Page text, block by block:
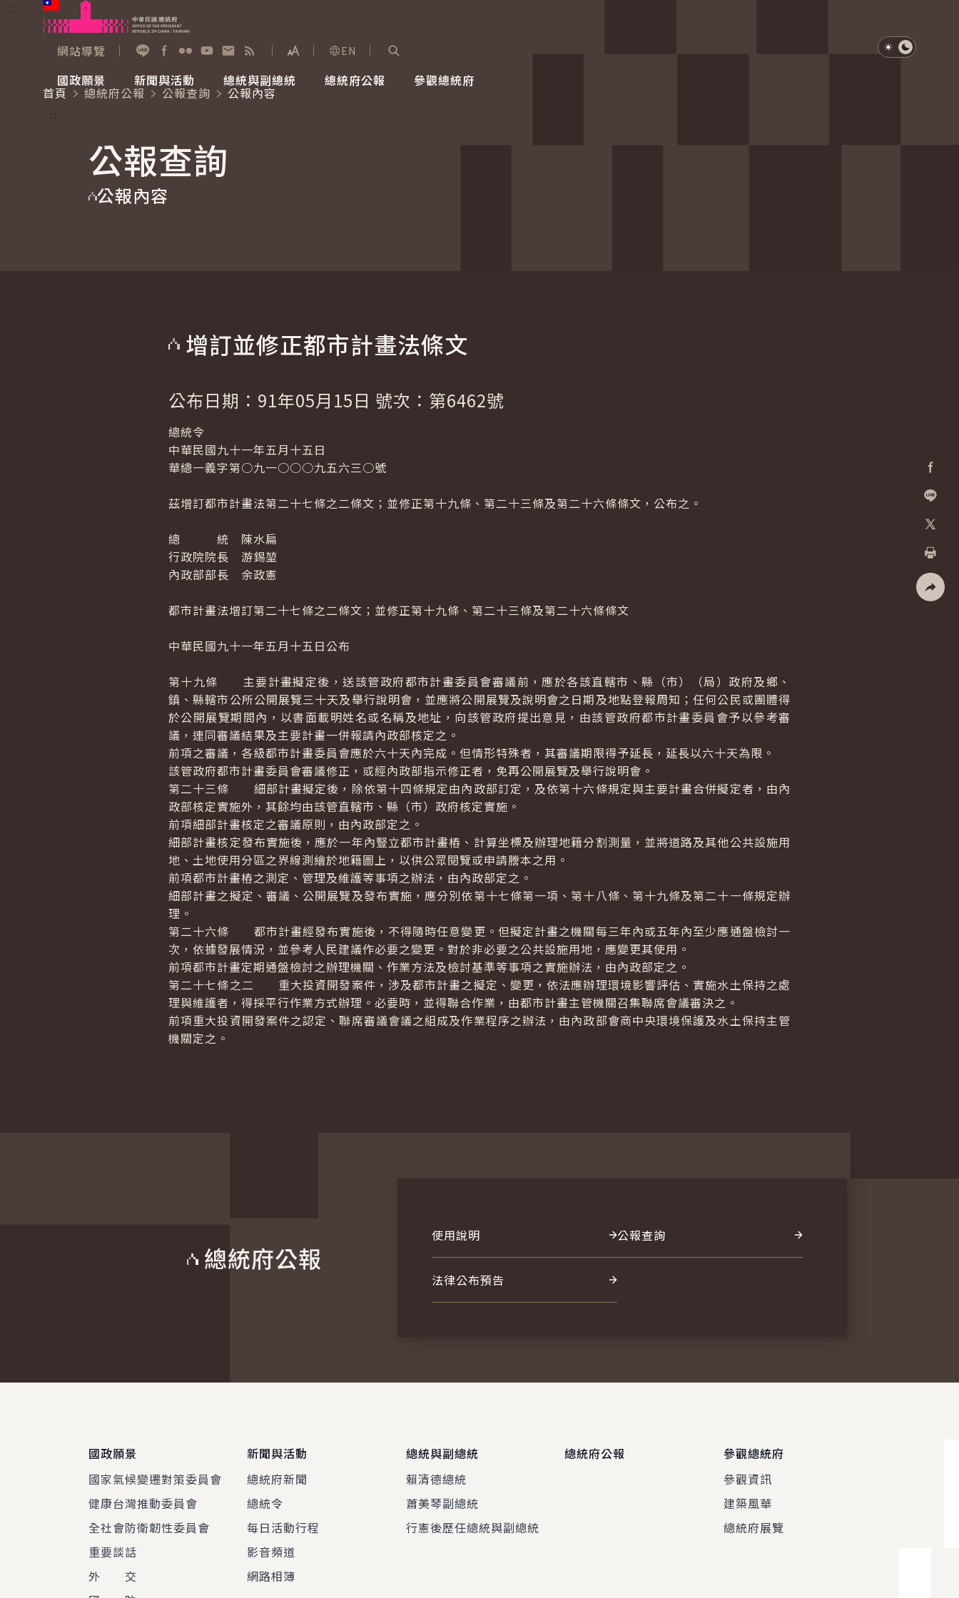
跳到主要內容
網站導覽
展開字級選單
EN
國政願景
國家氣候變遷對策委員會
重要談話
新聞與活動
總統府新聞
影音頻道
總統與副總統
賴清德總統
總統府公報 參觀總統府
淺色模式
深色模式
首頁
總統府公報 公報查詢
公報內容
公報查詢
公報內容
加入好
列印
增訂並修正都市計畫法條文
公布日期：91年05月15日 號次：第6462號
總統令
中華民國九十一年五月十五日
華總一義字第○九一○○○九五六三○號
茲增訂都市計畫法第二十七條之二條文；並修正第十九條、第二十三條及第二十六條條文，公布之。
總 統 陳水扁
行政院院長 游錫堃
內政部部長 余政憲
都市計畫法增訂第二十七條之二條文；並修正第十九條、第二十三條及第二十六條條文
中華民國九十一年五月十五日公布
第十九條 主要計畫擬定後，送該管政府都市計畫委員會審議前，應於各該直轄市、縣（市）（局）政府及鄉、
鎮、縣轄市公所公開展覽三十天及舉行說明會，並應將公開展覽及說明會之日期及地點登報周知；任何公民或團體得
於公開展覽期間內，以書面載明姓名或名稱及地址，向該管政府提出意見，由該管政府都市計畫委員會予以參考審
議，連同審議結果及主要計畫一併報請內政部核定之。
前項之審議，各級都市計畫委員會應於六十天內完成。但情形特殊者，其審議期限得予延長，延長以六十天為限。
該管政府都市計畫委員會審議修正，或經內政部指示修正者，免再公開展覽及舉行說明會。
第二十三條 細部計畫擬定後，除依第十四條規定由內政部訂定，及依第十六條規定與主要計畫合併擬定者，由內
政部核定實施外，其餘均由該管直轄市、縣（市）政府核定實施。
前項細部計畫核定之審議原則，由內政部定之。
細部計畫核定發布實施後，應於一年內豎立都市計畫樁、計算坐標及辦理地籍分割測量，並將道路及其他公共設施用
地、土地使用分區之界線測繪於地籍圖上，以供公眾閱覽或申請謄本之用。
前項都市計畫樁之測定、管理及維護等事項之辦法，由內政部定之。
細部計畫之擬定、審議、公開展覽及發布實施，應分別依第十七條第一項、第十八條、第十九條及第二十一條規定辦
理。
第二十六條 都市計畫經發布實施後，不得隨時任意變更。但擬定計畫之機關每三年內或五年內至少應通盤檢討一
次，依據發展情況，並參考人民建議作必要之變更。對於非必要之公共設施用地，應變更其使用。
前項都市計畫定期通盤檢討之辦理機關、作業方法及檢討基準等事項之實施辦法，由內政部定之。
第二十七條之二 重大投資開發案件，涉及都市計畫之擬定、變更，依法應辦理環境影響評估、實施水土保持之處
理與維護者，得採平行作業方式辦理。必要時，並得聯合作業，由都市計畫主管機關召集聯席會議審決之。
前項重大投資開發案件之認定、聯席審議會議之組成及作業程序之辦法，由內政部會商中央環境保護及水土保持主管
機關定之。
總統府公報
使用說明 公報查詢
法律公布預告
國政願景
國家氣候變遷對策委員會
健康台灣推動委員會
全社會防衛韌性委員會
重要談話
外 交
新聞與活動
總統府新聞
總統令
每日活動行程
影音頻道
網路相簿
總統與副總統
賴清德總統
蕭美琴副總統
行憲後歷任總統與副總統
總統府公報
參觀總統府
參觀資訊
建築風華
總統府展覽